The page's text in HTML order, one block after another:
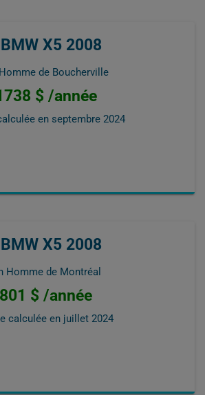
BMW X5 2008
de Boucherville
$ /année
en septembre 2024
BMW X5 2008
Homme de Montréal
801 $ /année
calculée en juillet 2024